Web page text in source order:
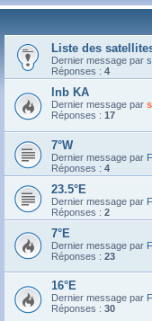
Liste des
Dernier message par
Réponses : 4
lnb KA
Dernier message par
Réponses : 17
7°W
Dernier message par
Réponses : 4
23.5°E
Dernier message par
Réponses : 2
7°E
Dernier message par
Réponses : 23
16°E
Dernier message par
Réponses : 30